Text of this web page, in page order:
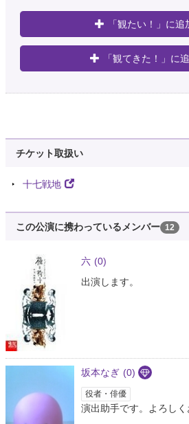
「観たい！」に追
「観てきた！」に
チケット取扱い
十七戦地
この公演に携わっているメンバー 12
六 (0)
出演します。
坂本なぎ (0)
役者・俳優
演出助手です。よろしく